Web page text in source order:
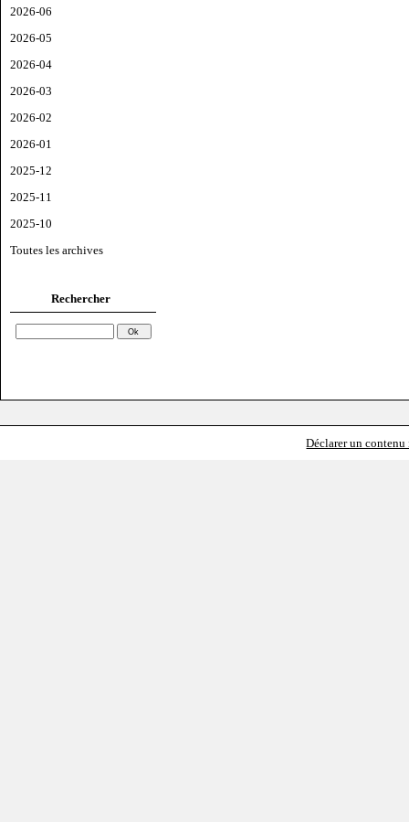
2026-06
2026-05
2026-04
2026-03
2026-02
2026-01
2025-12
2025-11
2025-10
Toutes les archives
Rechercher
Déclarer un